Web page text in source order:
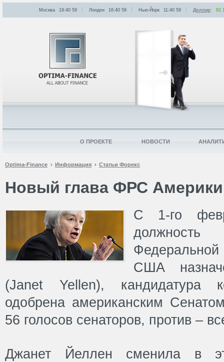
Optima-Finance Информация Статьи Форекс
Новый глава ФРС
С 1-го
США
(Janet Yellen), кандидатура
одобрена американским
56 голосов сенаторов, против –
Джанет Йеллен сменила в
Москва 19:40: 59 Лондон 16:40: 59 Нью-Йорк 11:40: 59 Доллар:
О ПРОЕКТЕ НОВОСТИ